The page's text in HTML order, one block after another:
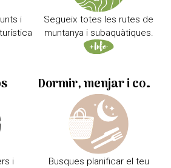
i
Segueix totes les rutes de
muntanya i subaquàtiques.
i
Dormir, menjar i comprar
Busques planificar el teu